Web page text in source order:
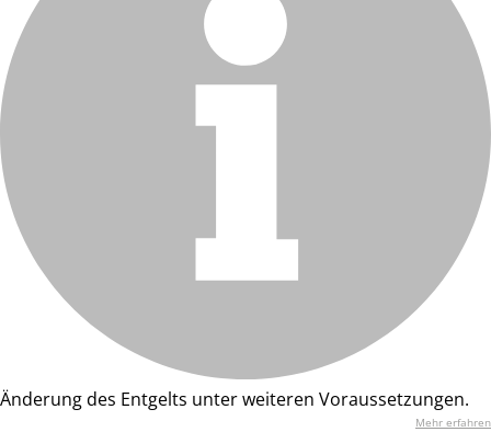
Änderung des Entgelts unter weiteren Voraussetzungen.
Mehr erfahren